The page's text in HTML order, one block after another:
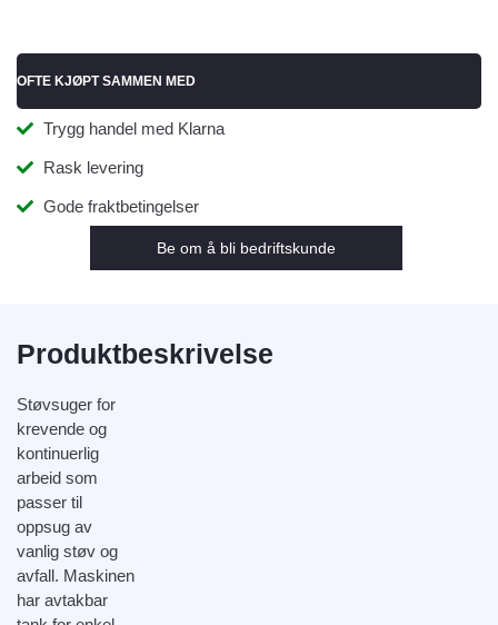
OFTE KJØPT SAMMEN MED
Trygg handel med Klarna
Rask levering
Gode fraktbetingelser
Be om å bli bedriftskunde
Produktbeskrivelse
Støvsuger for
krevende og
kontinuerlig
arbeid som
passer til
oppsug av
vanlig støv og
avfall. Maskinen
har avtakbar